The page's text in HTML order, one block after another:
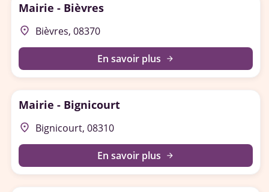
Mairie - Bièvres
place Bièvres, 08370
En savoir plus arrow_forward
Mairie - Bignicourt
place Bignicourt, 08310
En savoir plus arrow_forward